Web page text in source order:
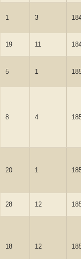
1 3
19 11
5 1
8 4
20 1
28 12
18 12